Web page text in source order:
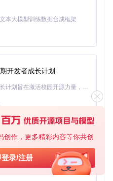
创作，更多精彩内容等你共创
录/注册
新纪元
的创新结合，为CNC爱好者和
的解决方案。无论是个人DIY
过这套工具实现精准、便捷的
数字制造的无限可能！
下载源代码
A web-based interface for CNC milling controller running Grbl, Marlin, Smoothieware, or TinyG.
本大模型训练数据合成框架
开发者成长计划
「源启盛夏」暑期校园开发者成长计划旨在激活校园开源力量，通过积分激励、认证扶持、资源倾斜等形式，引导高校组织和开发者完成「入驻 — 建项目 — 做贡献 — 获认证 — 得资源」的完整闭环。无论你是想带领社团入驻平台的组织者，还是希望用代码贡献证明自己的开发者，都能在这里找到属于你的成长路径。
基于Python的Xiaozhi AI，适用于想要完整Xiaozhi体验而无需拥有专用硬件的用户。